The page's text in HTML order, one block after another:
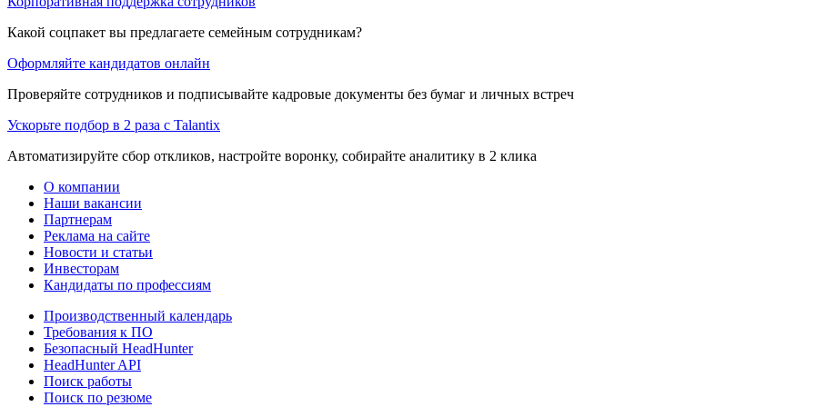
Какой соцпакет вы предлагаете семейным сотрудникам?
Оформляйте кандидатов онлайн
Проверяйте сотрудников и подписывайте кадровые документы без бумаг и личных встреч
Ускорьте подбор в 2 раза с Talantix
Автоматизируйте сбор откликов, настройте воронку, собирайте аналитику в 2 клика
О компании
Наши вакансии
Партнерам
Реклама на сайте
Новости и статьи
Инвесторам
Кандидаты по профессиям
Производственный календарь
Требования к ПО
Безопасный HeadHunter
HeadHunter API
Поиск работы
Поиск по резюме